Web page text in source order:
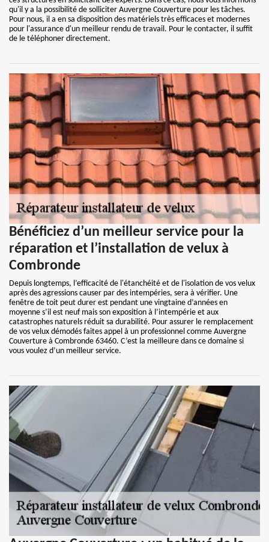
qu'il y a la possibilité de solliciter Auvergne Couverture pour les tâches.
Pour nous, il a en sa disposition des matériels très efficaces et modernes
pour l'assurance d'un meilleur rendu de travail. Pour le contacter, il suffit
de le téléphoner directement.
Bénéficiez d’un meilleur service pour la
réparation et l’installation de velux à
Combronde
Depuis longtemps, l’efficacité de l'étanchéité et de l'isolation de vos velux
après des agressions causer par des intempéries, sera à vérifier. Une
fenêtre de toit peut durer est pendant une vingtaine d’années en
moyenne s’il est neuf mais son exposition à l’intempérie et aux
catastrophes naturels réduit sa durabilité. Pour assurer le remplacement
de vos velux démodés faites appel à un professionnel comme Auvergne
Couverture à Combronde 63460. C’est la meilleure dans ce domaine si
vous voulez d’un meilleur service.